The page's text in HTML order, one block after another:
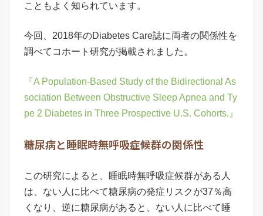
こともよく知られています。
今回、2018年のDiabetes Care誌に両者の関係性を
調べてコホート研究が掲載されました。
『A Population-Based Study of the Bidirectional As
sociation Between Obstructive Sleep Apnea and Ty
pe 2 Diabetes in Three Prospective U.S. Cohorts.』
糖尿病と睡眠時無呼吸症候群の関係性
この研究によると、睡眠時無呼吸症候群がある人
は、ない人に比べて糖尿病の発症リスクが37％高
くなり、逆に糖尿病があると、ない人に比べて睡